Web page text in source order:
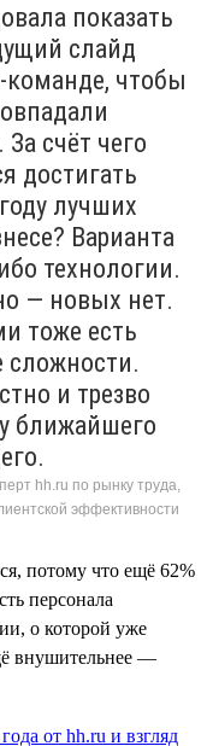
показать
слайд
чтобы
счёт чего
достигать
лучших
Варианта
технологии.
— новых нет.
тоже есть
сложности.
и трезво
ближайшего
hh.ru по рынку труда,
эффективности
потому что ещё 62%
персонала
о которой уже
внушительнее —